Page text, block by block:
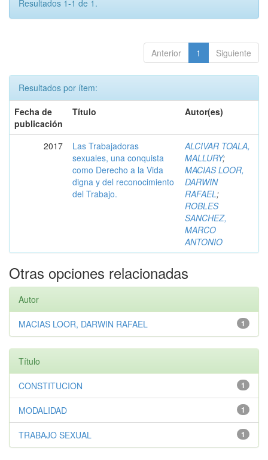
Resultados 1-1 de 1.
Anterior 1 Siguiente
Resultados por ítem:
Fecha de
publicación
Título Autor(es)
2017
Las Trabajadoras
sexuales, una conquista
como Derecho a la Vida
digna y del reconocimiento
del Trabajo.
ALCIVAR TOALA,
MALLURY;
MACIAS LOOR,
DARWIN
RAFAEL;
ROBLES
SANCHEZ,
MARCO
ANTONIO
Otras opciones relacionadas
Autor
1
MACIAS LOOR, DARWIN RAFAEL
Título
1
CONSTITUCION
1
MODALIDAD
1
TRABAJO SEXUAL